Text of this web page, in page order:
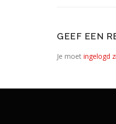
GEEF EEN
Je moet ingelogd